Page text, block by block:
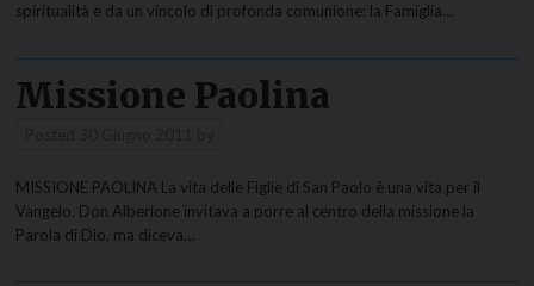
spiritualità e da un vincolo di profonda comunione: la Famiglia…
Missione Paolina
MISSIONE PAOLINA La vita delle Figlie di San Paolo è una vita per il
Vangelo. Don Alberione invitava a porre al centro della missione la
Parola di Dio, ma diceva…